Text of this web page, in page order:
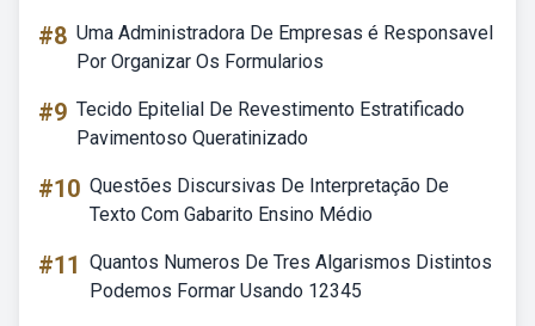
#8 Uma Administradora De Empresas é Responsavel
Por Organizar Os Formularios
#9 Tecido Epitelial De Revestimento Estratificado
Pavimentoso Queratinizado
#10 Questões Discursivas De Interpretação De
Texto Com Gabarito Ensino Médio
#11 Quantos Numeros De Tres Algarismos Distintos
Podemos Formar Usando 12345